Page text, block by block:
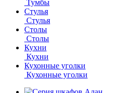
Тумбы
Стулья
Стулья
Столы
Столы
Кухни
Кухни
Кухонные уголки
Кухонные уголки